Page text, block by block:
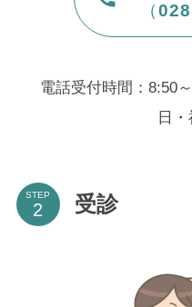
（
電話受付時間：8:50
日・
STEP 受診